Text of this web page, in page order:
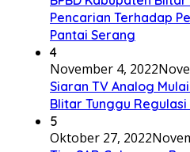
Pencarian Terhadap
Pantai Serang
4
November 4, 2022
Siaran TV Analog
Blitar Tunggu
5
Oktober 27, 2022